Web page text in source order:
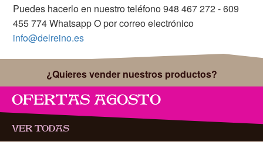
Puedes hacerlo en nuestro teléfono 948 467 272 - 609
455 774 Whatsapp O por correo electrónico
info@delreino.es
¿Quieres vender nuestros productos?
OFERTAS AGOSTO
VER TODAS